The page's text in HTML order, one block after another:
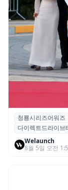
청룡시리
형 이족 보
청룡시리즈어워즈
다이렉트드라이브
Welaunch
8월 5일 오전